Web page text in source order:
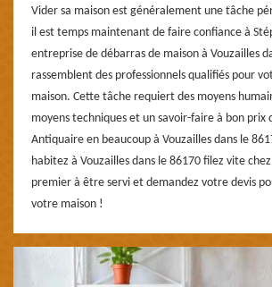
Vider sa maison est généralement une tâche
il est temps maintenant de faire confiance à
entreprise de débarras de maison à Vouzailles
rassemblent des professionnels qualifiés pour
maison. Cette tâche requiert des moyens
moyens techniques et un savoir-faire à bon prix
Antiquaire en beaucoup à Vouzailles dans le
habitez à Vouzailles dans le 86170 filez vite
premier à être servi et demandez votre devis
votre maison !